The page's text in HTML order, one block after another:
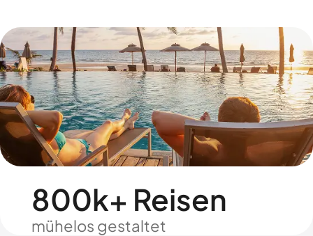
800k+ Reisen
mühelos gestaltet